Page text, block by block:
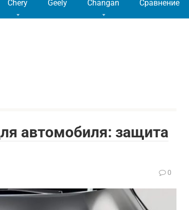
Chery Geely Changan Сравнение
автомобиля: защита
0